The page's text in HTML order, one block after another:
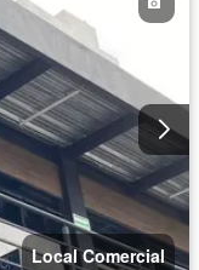
Local Comercial